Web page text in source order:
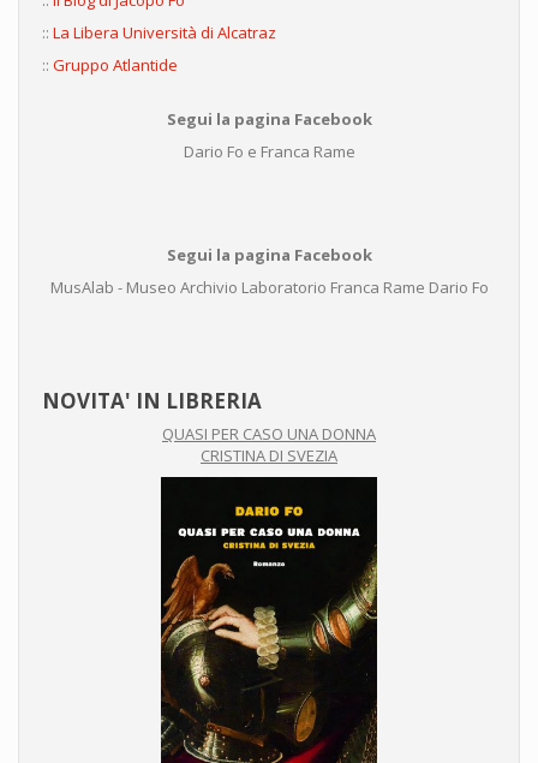
:: La Libera Università di Alcatraz
:: Gruppo Atlantide
Segui la pagina Facebook
Dario Fo e Franca Rame
Segui la pagina Facebook
MusAlab - Museo Archivio Laboratorio Franca Rame Dario Fo
NOVITA' IN LIBRERIA
QUASI PER CASO UNA DONNA
CRISTINA DI SVEZIA